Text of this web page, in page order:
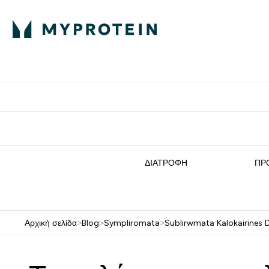
ΔΙΑΤΡΟΦΉ
Αρχική σελίδα>Blog>Sympliromata>Sublirwmata Kalokairines